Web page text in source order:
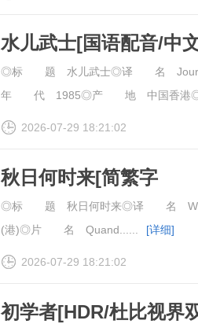
水儿武士[国语配音/中
幕
◎标 题 水儿武士◎译 名
年 代 1985◎产 地 中国香港◎
2026-07-29 18:21:02
秋日何时来[简繁字
幕
◎标 题 秋日何时来◎译 名 When
(港)◎片 名 Quand......
[详细]
2026-07-29 18:21:02
初学者[HDR/杜比视界